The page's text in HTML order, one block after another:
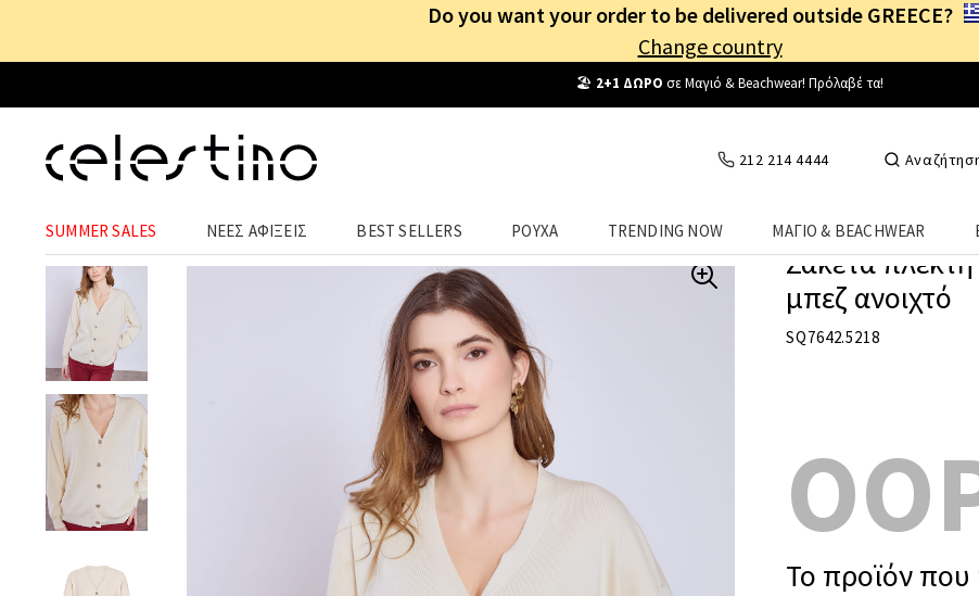
Do you want your order to be delivered outside GREECE?
Change country
212 214 4444
SUMMER SALES ΝΕΕΣ ΑΦΙΞΕΙΣ BEST SELLERS ΡΟΥΧΑ TRENDING NOW ΜΑΓΙΟ & BEACHWEAR
Ζακέτα
μπεζ ανοιχτό
SQ7642.5218
Το προϊόν που